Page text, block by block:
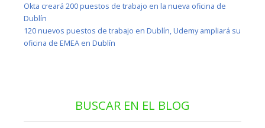
Okta creará 200 puestos de trabajo en la nueva oficina de
Dublín
120 nuevos puestos de trabajo en Dublín, Udemy ampliará su
oficina de EMEA en Dublín
BUSCAR EN EL BLOG